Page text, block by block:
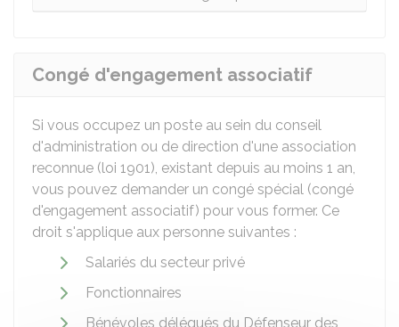
Congé d'engagement associatif
Si vous occupez un poste au sein du conseil
d'administration ou de direction d'une association
reconnue (loi 1901), existant depuis au moins 1 an,
vous pouvez demander un congé spécial (congé
d'engagement associatif) pour vous former. Ce
droit s'applique aux personne suivantes :
Salariés du secteur privé
Fonctionnaires
Bénévoles délégués du Défenseur des